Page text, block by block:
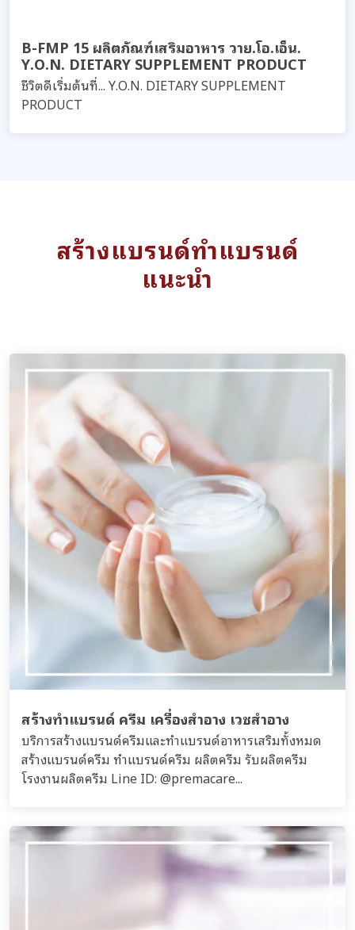
B-FMP 15 ผลิตภัณฑ์เสริมอาหาร วาย.โอ.เอ็น.
Y.O.N. DIETARY SUPPLEMENT PRODUCT
ชีวิตดีเริ่มต้นที่... Y.O.N. DIETARY SUPPLEMENT
PRODUCT
สร้างแบรนด์ทำแบรนด์
แนะนำ
สร้างทำแบรนด์ ครีม เครื่องสำอาง เวชสำอาง
บริการสร้างแบรนด์ครีมและทำแบรนด์อาหารเสริมทั้งหมด
สร้างแบรนด์ครีม ทำแบรนด์ครีม ผลิตครีม รับผลิตครีม
โรงงานผลิตครีม Line ID: @premacare...